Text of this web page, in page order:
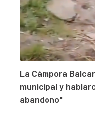
La Cámpora
municipal y
abandono"